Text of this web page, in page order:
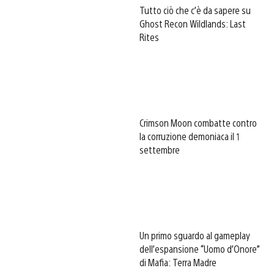
Tutto ciò che c’è da sapere su
Ghost Recon Wildlands: Last
Rites
Crimson Moon combatte contro
la corruzione demoniaca il 1
settembre
Un primo sguardo al gameplay
dell’espansione “Uomo d’Onore”
di Mafia: Terra Madre